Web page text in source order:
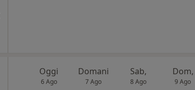
Oggi
6 Ago
Domani
7 Ago
Sab,
8 Ago
Dom,
9 Ago